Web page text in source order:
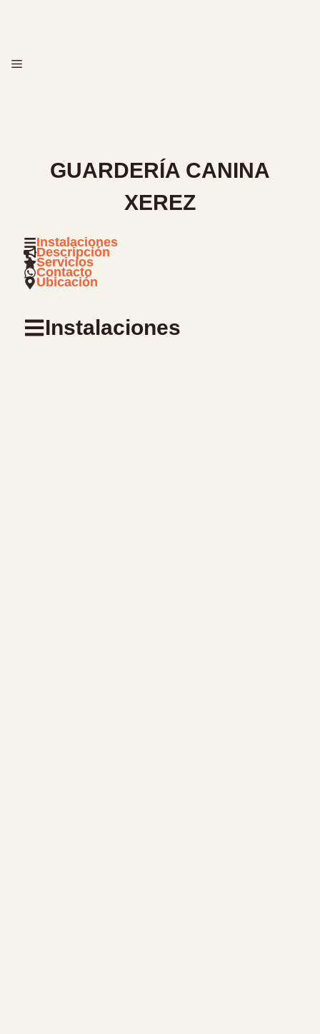
MENÚ
GUARDERÍA CANINA
XEREZ
Instalaciones
Descripción
Servicios
Contacto
Ubicación
Instalaciones